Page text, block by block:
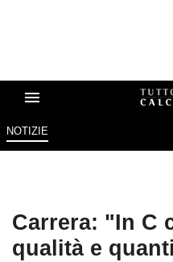
NOTIZIE
Carrera: "In C
qualità e